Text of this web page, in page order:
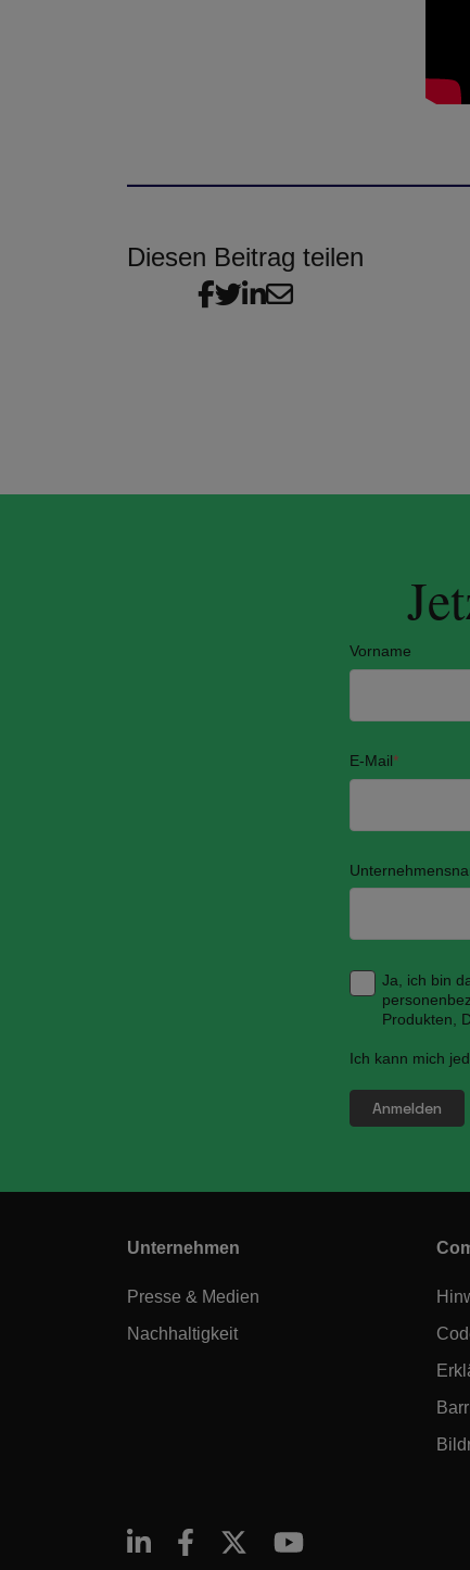
Diesen Beitrag teilen
Vorname
E-Mail*
Ja, ich bin
Produkten,
Ich kann mich
Unternehmen
Presse & Medien
Nachhaltigkeit